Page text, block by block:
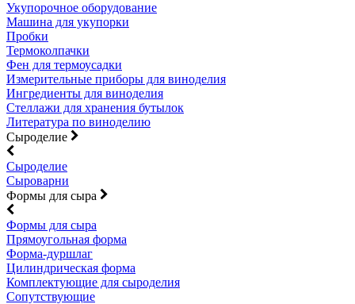
Укупорочное оборудование
Машина для укупорки
Пробки
Термоколпачки
Фен для термоусадки
Измерительные приборы для виноделия
Ингредиенты для виноделия
Стеллажи для хранения бутылок
Литература по виноделию
Сыроделие
Сыроделие
Сыроварни
Формы для сыра
Формы для сыра
Прямоугольная форма
Форма-дуршлаг
Цилиндрическая форма
Комплектующие для сыроделия
Сопутствующие